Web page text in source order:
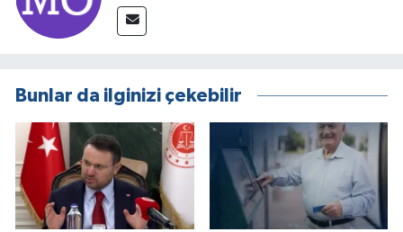
Bunlar da ilginizi çekebilir